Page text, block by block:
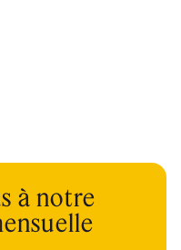
à notre